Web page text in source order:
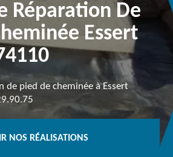
Réparation De
Essert
de pied de cheminée à Essert
NOS RÉALISATIONS